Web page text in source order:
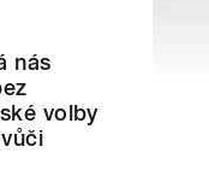
nás
volby